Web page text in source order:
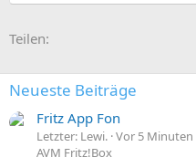
Teilen:
Neueste Beiträge
Fritz App Fon
Letzter: Lewi. Vor 5 Minuten
AVM Fritz!Box